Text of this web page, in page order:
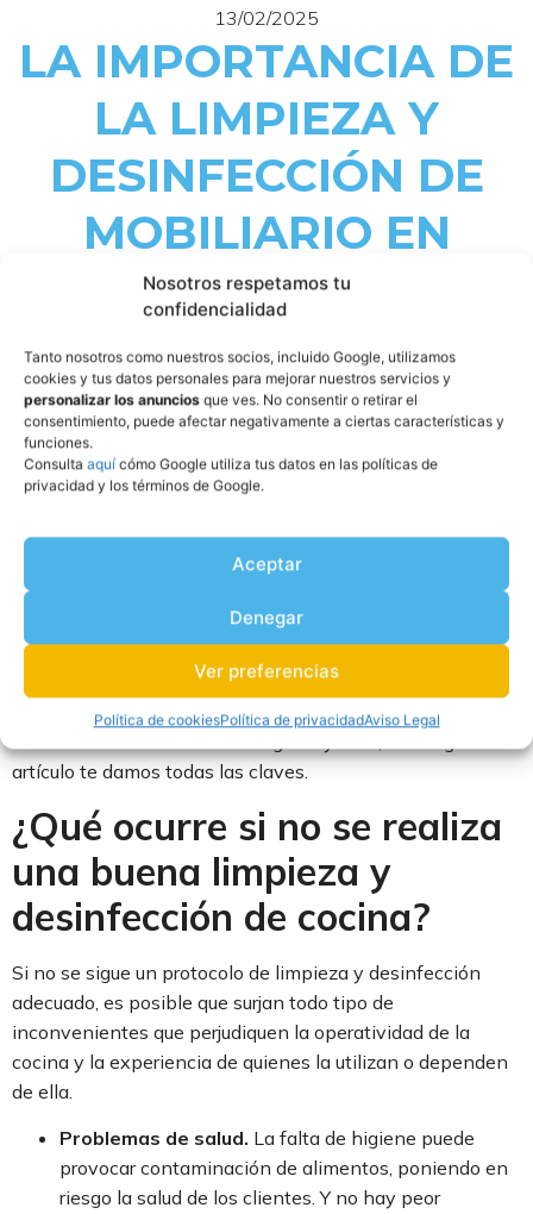
Nosotros respetamos tu
confidencialidad
Tanto nosotros como nuestros socios, incluido Google, utilizamos
cookies y tus datos personales para mejorar nuestros servicios y
personalizar los anuncios que ves. No consentir o retirar el
consentimiento, puede afectar negativamente a ciertas características y
funciones.
Consulta aquí cómo Google utiliza tus datos en las políticas de
privacidad y los términos de Google.
Aceptar
Denegar
Ver preferencias
Política de cookiesPolítica de privacidadAviso Legal
13/02/2025
LA IMPORTANCIA DE
LA LIMPIEZA Y
DESINFECCIÓN DE
MOBILIARIO EN
COCINAS
PROFESIONALES
Lalimpieza y desinfección de mobiliario de cocinaen
entornos industriales o comerciales no es solo una tarea
rutinaria; es un pilar fundamental para garantizar la
satisfacción de los clientes. Mantener en óptimas
condiciones todas las superficies, mesas, estanterías y
electrodomésticos refleja profesionalismo, pero también
previene problemas mayores como la proliferación de
bacterias o la tan temida contaminación cruzada.
¿Quieres saber cómo lograr una limpieza y desinfección de
artículo te damos todas las claves.
¿Qué ocurre si no se realiza
una buena limpieza y
desinfección de cocina?
Si no se sigue un protocolo de limpieza y desinfección
adecuado, es posible que surjan todo tipo de
inconvenientes que perjudiquen la operatividad de la
cocina y la experiencia de quienes la utilizan o dependen
de ella.
Problemas de salud. La falta de higiene puede
provocar contaminación de alimentos, poniendo en
riesgo la salud de los clientes. Y no hay peor